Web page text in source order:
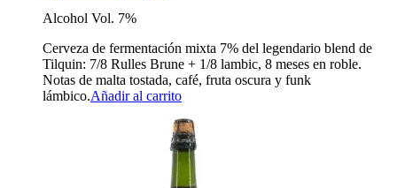
Alcohol Vol. 7%
Cerveza de fermentación mixta 7% del legendario blend de
Tilquin: 7/8 Rulles Brune + 1/8 lambic, 8 meses en roble.
Notas de malta tostada, café, fruta oscura y funk
lámbico.Añadir al carrito